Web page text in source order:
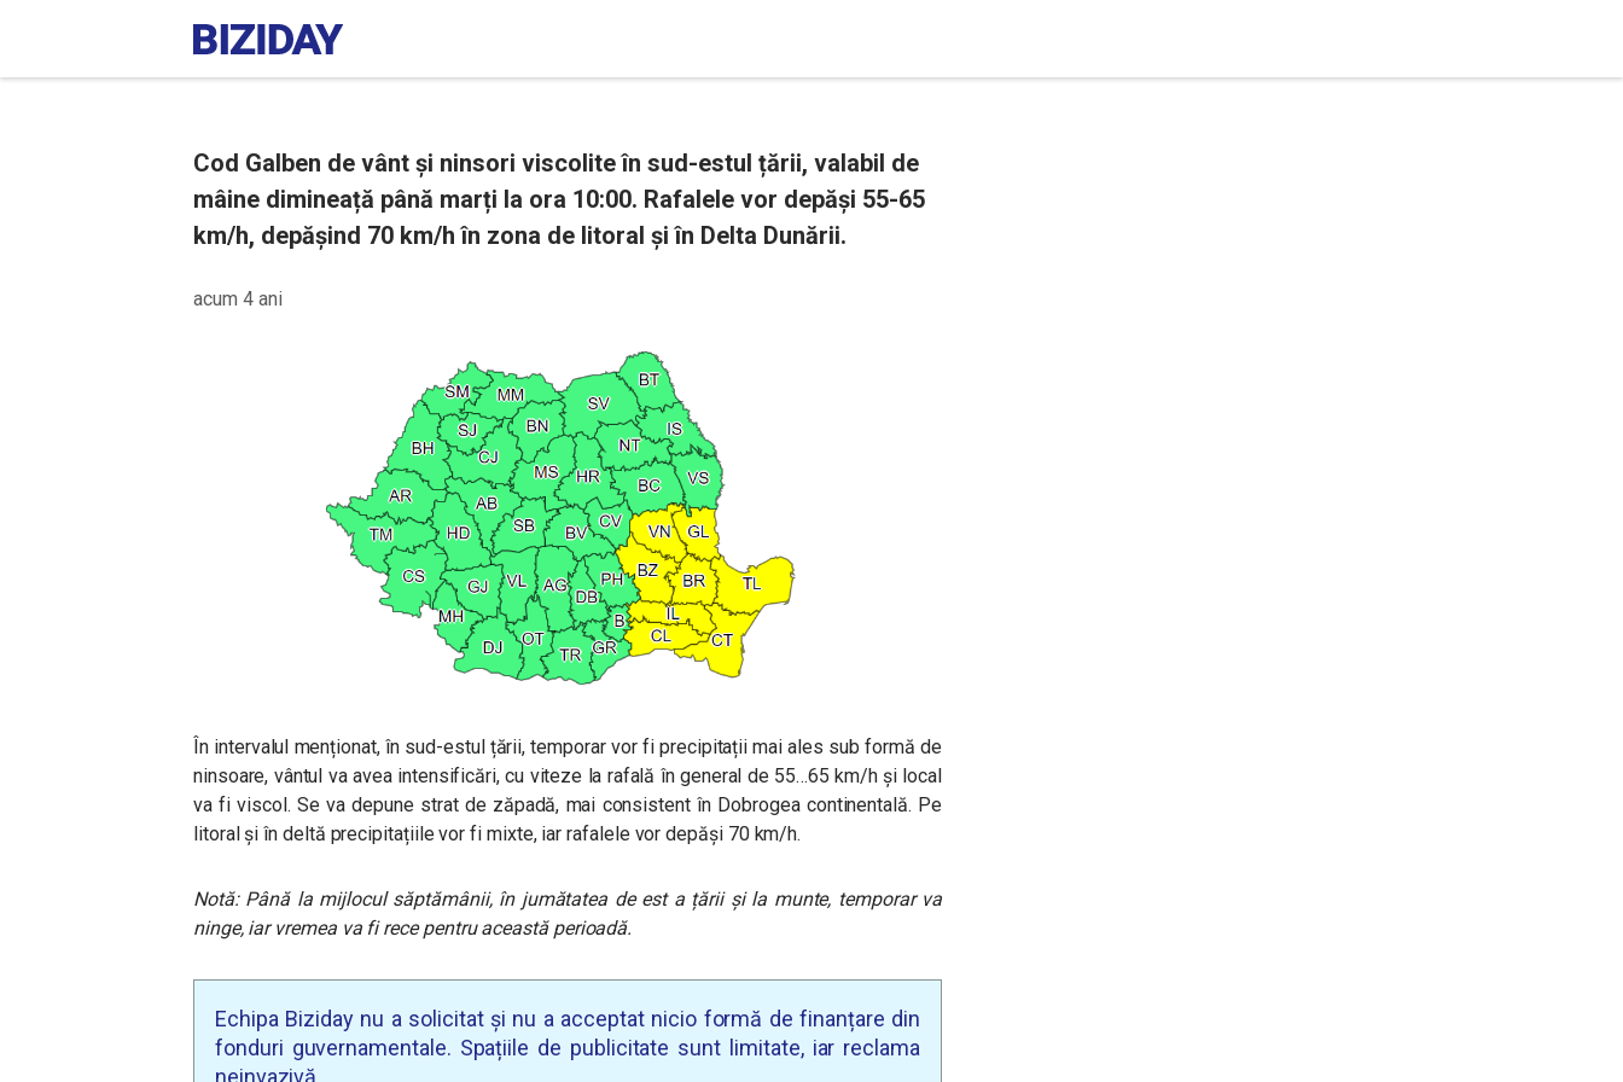
Cod Galben de vânt și ninsori viscolite în sud-estul țării, valabil de
mâine dimineață până marți la ora 10:00. Rafalele vor depăși 55-65
km/h, depășind 70 km/h în zona de litoral și în Delta Dunării.
acum 4 ani
În intervalul menționat, în sud-estul țării, temporar vor fi precipitații mai ales sub formă de
ninsoare, vântul va avea intensificări, cu viteze la rafală în general de 55…65 km/h și local
va fi viscol. Se va depune strat de zăpadă, mai consistent în Dobrogea continentală. Pe
litoral și în deltă precipitațiile vor fi mixte, iar rafalele vor depăși 70 km/h.
Notă: Până la mijlocul săptămânii, în jumătatea de est a țării și la munte, temporar va
ninge, iar vremea va fi rece pentru această perioadă.
Echipa Biziday nu a solicitat și nu a acceptat nicio formă de finanțare din
fonduri guvernamentale. Spațiile de publicitate sunt limitate, iar reclama